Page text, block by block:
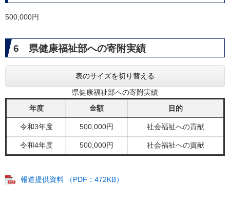
500,000円
6 県健康福祉部への寄附実績
表のサイズを切り替える
県健康福祉部への寄附実績
年度
金額 目的
令和3年度 500,000円 社会福祉への貢献
令和4年度 500,000円 社会福祉への貢献
報道提供資料 （PDF：472KB）